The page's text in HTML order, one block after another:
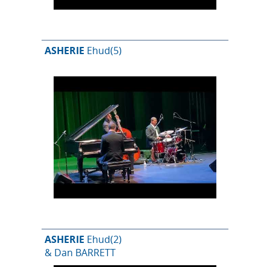
ASHERIE Ehud(5)
ASHERIE Ehud(2)
& Dan BARRETT